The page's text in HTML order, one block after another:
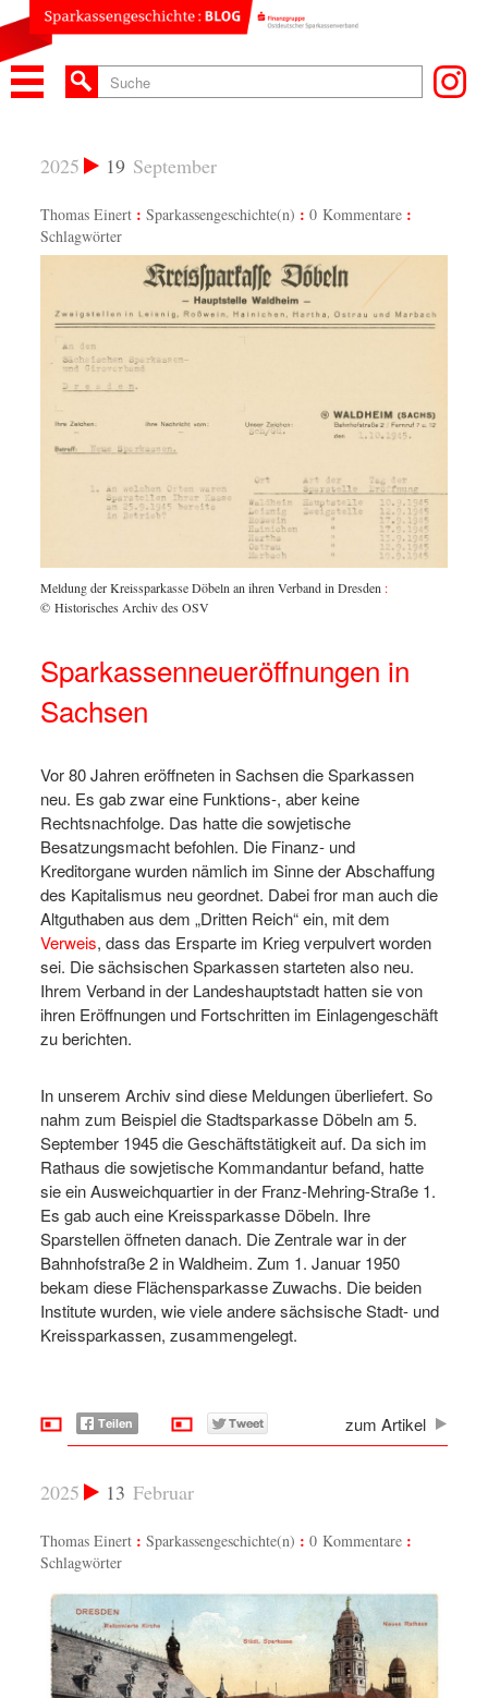
19 September
2025
Thomas Einert Sparkassengeschichte(n)
0 Kommentare
Schlagwörter
Meldung der Kreissparkasse Döbeln an ihren Verband in Dresden :
© Historisches Archiv des OSV
Sparkassenneueröffnungen in
Sachsen
Vor 80 Jahren eröffneten in Sachsen die Sparkassen
neu. Es gab zwar eine Funktions-, aber keine
Rechtsnachfolge. Das hatte die sowjetische
Besatzungsmacht befohlen. Die Finanz- und
Kreditorgane wurden nämlich im Sinne der Abschaffung
des Kapitalismus neu geordnet. Dabei fror man auch die
Altguthaben aus dem „Dritten Reich“ ein, mit dem
Verweis, dass das Ersparte im Krieg verpulvert worden
sei. Die sächsischen Sparkassen starteten also neu.
Ihrem Verband in der Landeshauptstadt hatten sie von
ihren Eröffnungen und Fortschritten im Einlagengeschäft
zu berichten.
In unserem Archiv sind diese Meldungen überliefert. So
nahm zum Beispiel die Stadtsparkasse Döbeln am 5.
September 1945 die Geschäftstätigkeit auf. Da sich im
Rathaus die sowjetische Kommandantur befand, hatte
sie ein Ausweichquartier in der Franz-Mehring-Straße 1.
Es gab auch eine Kreissparkasse Döbeln. Ihre
Sparstellen öffneten danach. Die Zentrale war in der
Bahnhofstraße 2 in Waldheim. Zum 1. Januar 1950
bekam diese Flächensparkasse Zuwachs. Die beiden
Institute wurden, wie viele andere sächsische Stadt- und
Kreissparkassen, zusammengelegt.
zum Artikel
13 Februar
2025
Thomas Einert Sparkassengeschichte(n)
0 Kommentare
Schlagwörter